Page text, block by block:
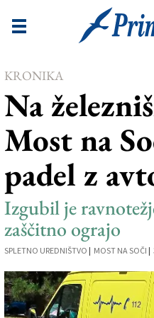
Novice
Goriška
Kultura
Šport
Še
Vreme
V Kioskih
Uredništvo
Oglasi
KRONIKA
Na
Most na
padel z
Izgubil je
zaščitno ograjo
SPLETNO UREDNIŠTVO | MOST NA SOČI |